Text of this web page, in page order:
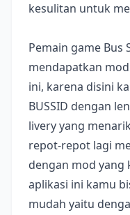
kesulitan untuk
Pemain game Bus
mendapatkan
ini, karena disini
BUSSID dengan
livery yang
repot-repot lagi
dengan mod yang
aplikasi ini kamu
mudah yaitu